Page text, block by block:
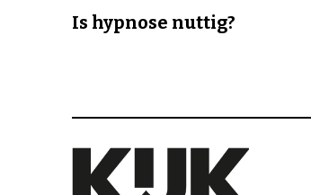
Is hypnose nuttig?